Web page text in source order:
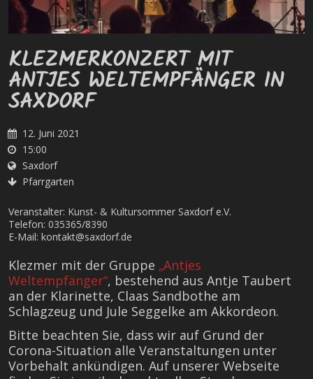
KLEZMERKONZERT MIT
ANTJES WELTEMPFÄNGER IN
SAXDORF
12. Juni 2021
15:00
Saxdorf
Pfarrgarten
Veranstalter: Kunst- & Kultursommer Saxdorf e.V.
Telefon: 035365/8390
E-Mail: kontakt@saxdorf.de
Klezmer mit der Gruppe „Antjes
Weltempfänger“, bestehend aus Antje Taubert
an der Klarinette, Claas Sandbothe am
Schlagzeug und Jule Seggelke am Akkordeon.
Bitte beachten Sie, dass wir auf Grund der
Corona-Situation alle Veranstaltungen unter
Vorbehalt ankündigen. Auf unserer Webseite